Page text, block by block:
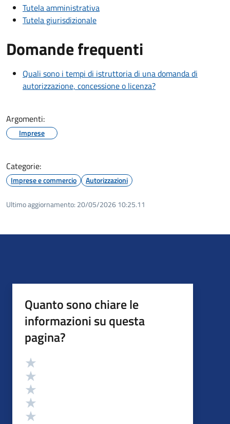
Tutela amministrativa
Tutela giurisdizionale
Domande frequenti
Quali sono i tempi di istruttoria di una domanda di
autorizzazione, concessione o licenza?
Argomenti:
Imprese
Categorie:
Imprese e commercio Autorizzazioni
Ultimo aggiornamento: 20/05/2026 10:25.11
Quanto sono chiare le
informazioni su questa
pagina?
Valutazione